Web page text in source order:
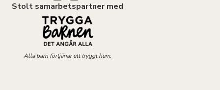
Stolt samarbetspartner med
Alla barn förtjänar ett tryggt hem.